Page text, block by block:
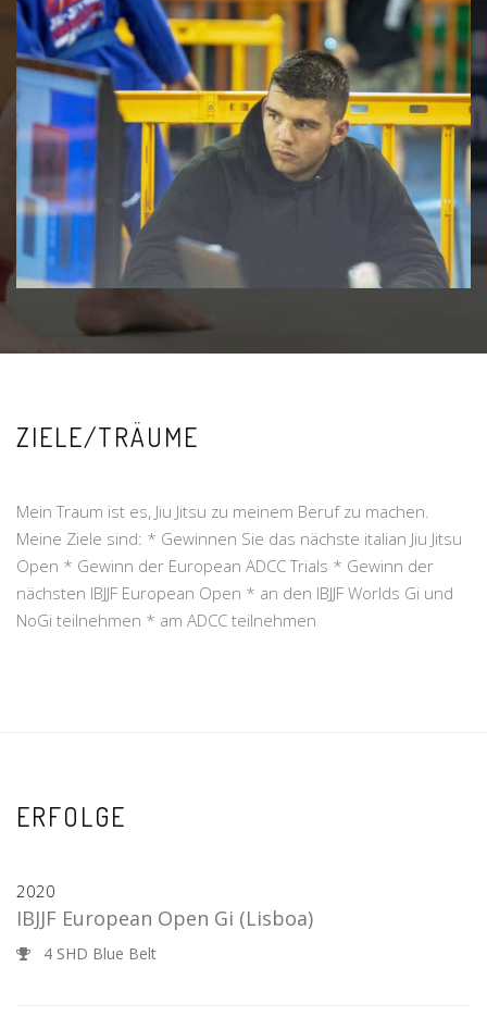
ZIELE/TRÄUME
Mein Traum ist es, Jiu Jitsu zu meinem Beruf zu machen.
Meine Ziele sind: * Gewinnen Sie das nächste italian Jiu Jitsu
Open * Gewinn der European ADCC Trials * Gewinn der
nächsten IBJJF European Open * an den IBJJF Worlds Gi und
NoGi teilnehmen * am ADCC teilnehmen
ERFOLGE
2020
IBJJF European Open Gi (Lisboa)
4 SHD Blue Belt